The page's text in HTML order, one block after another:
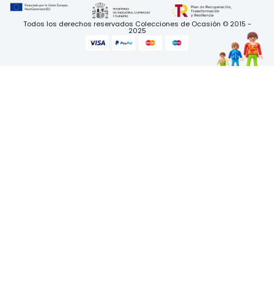
Todos los derechos reservados Colecciones de Ocasión © 2015 -
2025